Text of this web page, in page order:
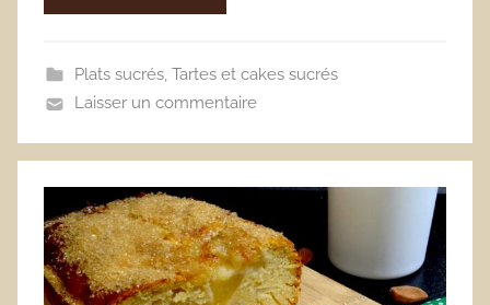
Plats sucrés, Tartes et cakes sucrés
Laisser un commentaire